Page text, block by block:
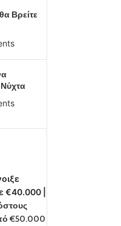
Βρείτε
€40.000 |
€50.000